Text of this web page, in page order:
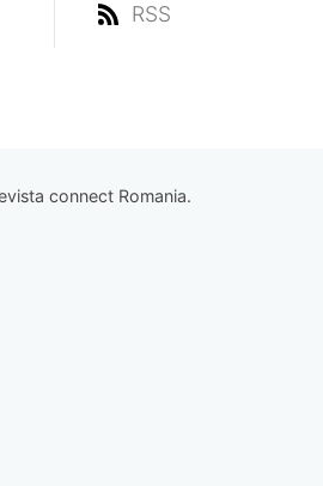
RSS
connect Romania.